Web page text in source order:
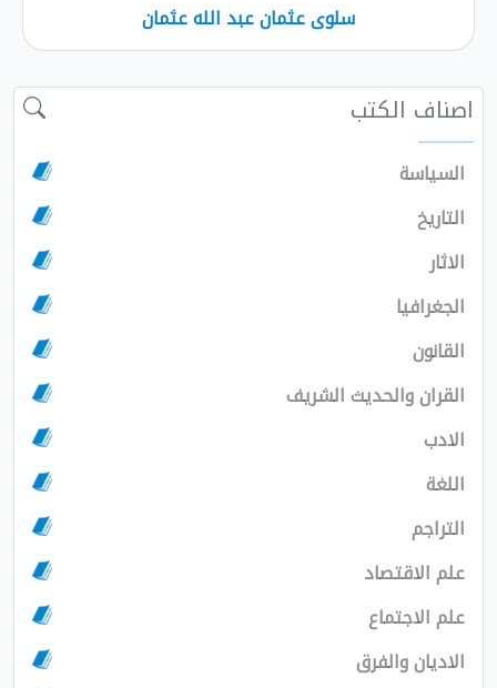
سلوى عثمان عبد الله عثمان
اصناف الكتب
السياسة
التاريخ
الاثار
الجغرافيا
القانون
القران والحديث الشريف
الادب
اللغة
التراجم
علم الاقتصاد
علم الاجتماع
الاديان والفرق